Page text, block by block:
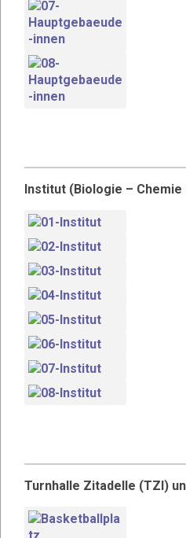
Institut (Biologie – Chemie
Turnhalle Zitadelle (TZI)